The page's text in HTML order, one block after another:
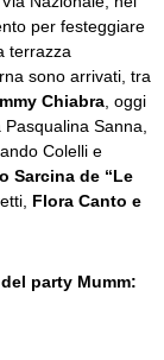
per festeggiare
terrazza
sono arrivati, tra
Chiabra , oggi
Sanna,
Colelli e
Sarcina de “Le
Flora Canto e
party Mumm: